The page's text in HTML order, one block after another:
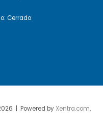
Cerrado
| Powered byXentra.com.